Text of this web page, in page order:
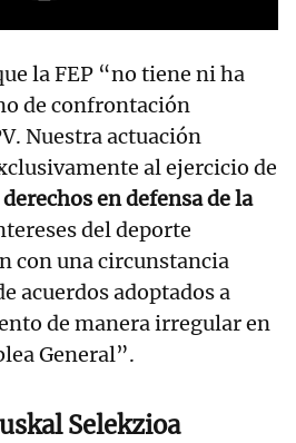
la FEP “no tiene ni ha
de confrontación
Nuestra actuación
al ejercicio de
en defensa de la
del deporte
con una circunstancia
acuerdos adoptados a
de manera irregular en
General”.
Selekzioa